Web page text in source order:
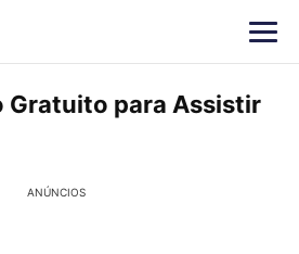
Gratuito para Assistir
ANÚNCIOS